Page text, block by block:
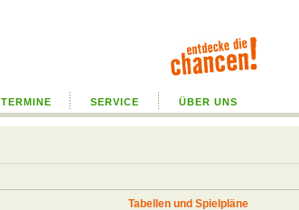
TERMINE SERVICE ÜBER UNS
Tabellen und Spielpläne